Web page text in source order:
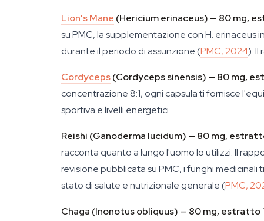
Lion's Mane (Hericium erinaceus) — 80 mg,
su PMC, la supplementazione con H.
durante il periodo di assunzione (PMC, 2024). Il
Cordyceps(Cordyceps sinensis) — 80 mg,
concentrazione 8:1, ogni capsula ti fornisce
sportiva e livelli energetici.
Reishi (Ganoderma lucidum) — 80 mg,
racconta quanto a lungo l'uomo lo utilizzi. Il
revisione pubblicata su PMC, i funghi
stato di salute e nutrizionale generale (PMC,
Chaga (Inonotus obliquus) — 80 mg, estratto